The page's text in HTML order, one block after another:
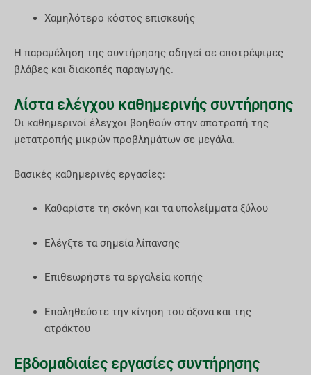
Χαμηλότερο κόστος επισκευής
Η παραμέληση της συντήρησης οδηγεί σε αποτρέψιμες
βλάβες και διακοπές παραγωγής.
Λίστα ελέγχου καθημερινής συντήρησης
Οι καθημερινοί έλεγχοι βοηθούν στην αποτροπή της
μετατροπής μικρών προβλημάτων σε μεγάλα.
Βασικές καθημερινές εργασίες:
Καθαρίστε τη σκόνη και τα υπολείμματα ξύλου
Ελέγξτε τα σημεία λίπανσης
Επιθεωρήστε τα εργαλεία κοπής
Επαληθεύστε την κίνηση του άξονα και της
ατράκτου
Εβδομαδιαίες εργασίες συντήρησης